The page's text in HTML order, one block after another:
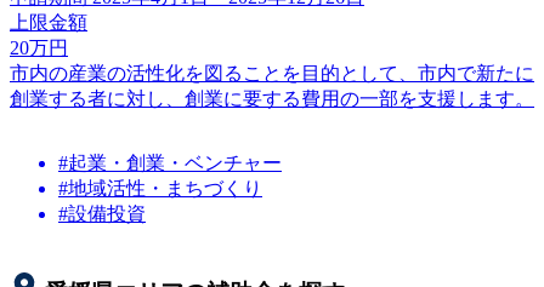
上限金額
20万円
市内の産業の活性化を図ることを目的として、市内で新たに
創業する者に対し、創業に要する費用の一部を支援します。
#起業・創業・ベンチャー
#地域活性・まちづくり
#設備投資